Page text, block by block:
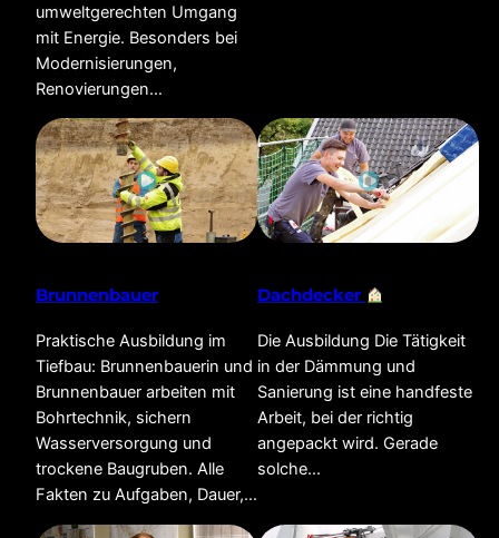
umweltgerechten Umgang
mit Energie. Besonders bei
Modernisierungen,
Renovierungen…
Brunnenbauer
Praktische Ausbildung im
Tiefbau: Brunnenbauerin und
Brunnenbauer arbeiten mit
Bohrtechnik, sichern
Wasserversorgung und
trockene Baugruben. Alle
Fakten zu Aufgaben, Dauer,…
Dachdecker
Die Ausbildung Die Tätigkeit
in der Dämmung und
Sanierung ist eine handfeste
Arbeit, bei der richtig
angepackt wird. Gerade
solche…